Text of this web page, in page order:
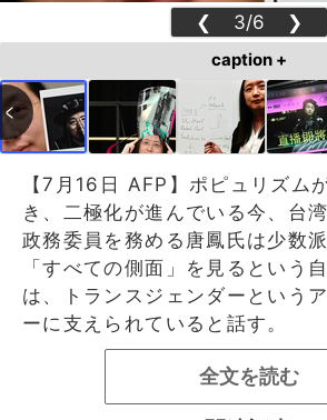
❮ 3/6 ❯
caption +
【7月16日 AFP】ポピュリズム
き、二極化が進んでいる今、台
政務委員を務める唐鳳氏は少数
「すべての側面」を見るという
は、トランスジェンダーという
ーに支えられていると話す。
全文を読む